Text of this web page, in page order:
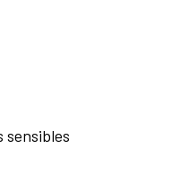
sensibles